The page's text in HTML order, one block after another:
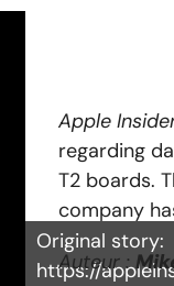
Original story:
https://
Apple
regarding
T2 boards.
company
Auteur :